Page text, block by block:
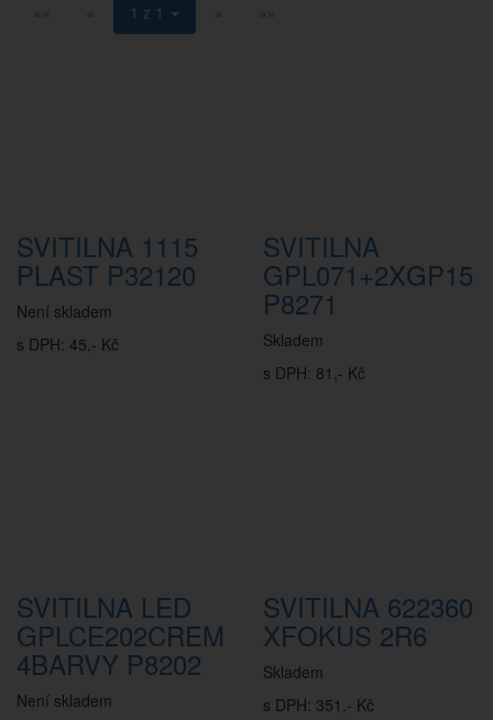
««
« 1 z 1 » »»
SVITILNA 1115
PLAST P32120
Není skladem
s DPH: 45,- Kč
SVITILNA
GPL071+2XGP15
P8271
Skladem
s DPH: 81,- Kč
SVITILNA LED
GPLCE202CREM
4BARVY P8202
Není skladem
SVITILNA 622360
XFOKUS 2R6
Skladem
s DPH: 351,- Kč